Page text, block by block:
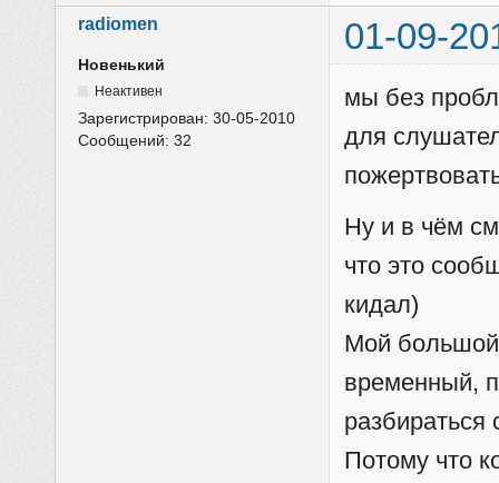
radiomen 01-09-
Новенький
Неактивен
Зарегистрирован:30-05-2010
Сообщений:32
мы без
для
Ну и в чём
что это
кидал)
Мой большой
временный,
разбираться
Потому что